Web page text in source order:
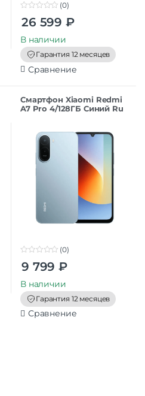
o
t
o
f
5
(0)
26 599 ₽
В наличии
Гарантия 12 месяцев
Сравнение
Смартфон Xiaomi Redmi
A7 Pro 4/128ГБ Синий Ru
o
t
o
f
5
(0)
9 799 ₽
В наличии
Гарантия 12 месяцев
Сравнение